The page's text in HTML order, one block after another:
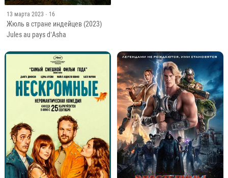
13 марта 2023 · 16
Жюль в стране индейцев (2023)
Jules au pays d’Asha